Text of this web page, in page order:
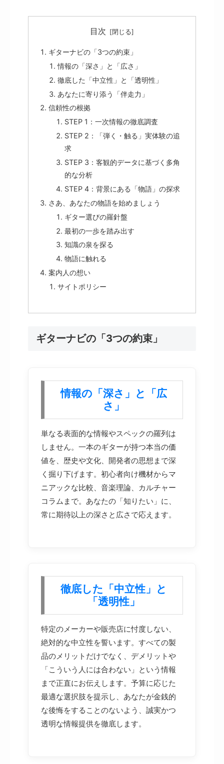
目次
ギターナビの「3つの約束」
情報の「深さ」と「広さ」
徹底した「中立性」と「透明性」
あなたに寄り添う「伴走力」
信頼性の根拠
STEP 1：一次情報の徹底調査
STEP 2：「弾く・触る」実体験の追
求
STEP 3：客観的データに基づく多角
的な分析
STEP 4：背景にある「物語」の探求
さあ、あなたの物語を始めましょう
ギター選びの羅針盤
最初の一歩を踏み出す
知識の泉を探る
物語に触れる
案内人の想い
サイトポリシー
ギターナビの「3つの約束」
情報の「深さ」と「広
さ」
単なる表面的な情報やスペックの羅列は
しません。一本のギターが持つ本当の価
値を、歴史や文化、開発者の思想まで深
く掘り下げます。初心者向け機材からマ
ニアックな比較、音楽理論、カルチャー
コラムまで。あなたの「知りたい」に、
常に期待以上の深さと広さで応えます。
徹底した「中立性」と
「透明性」
特定のメーカーや販売店に忖度しない、
絶対的な中立性を誓います。すべての製
品のメリットだけでなく、デメリットや
「こういう人には合わない」という情報
まで正直にお伝えします。予算に応じた
最適な選択肢を提示し、あなたが金銭的
な後悔をすることのないよう、誠実かつ
透明な情報提供を徹底します。